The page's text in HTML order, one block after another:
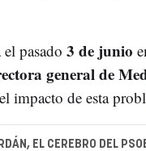
pasado 3 de junio
general de
impacto de esta
EL CEREBRO DEL